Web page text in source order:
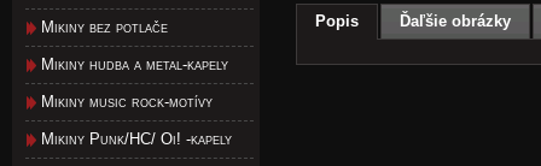
Mikiny bez potlače
Mikiny hudba a metal-kapely
Mikiny music rock-motívy
Mikiny Punk/HC/ Oi! -kapely
Popis Ďaľšie obrázky